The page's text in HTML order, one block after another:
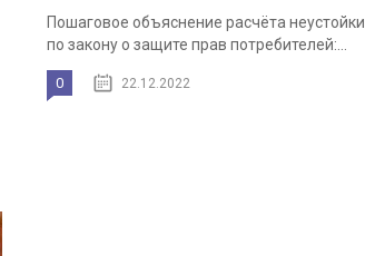
Пошаговое объяснение расчёта неустойки
по закону о защите прав потребителей:...
0 22.12.2022